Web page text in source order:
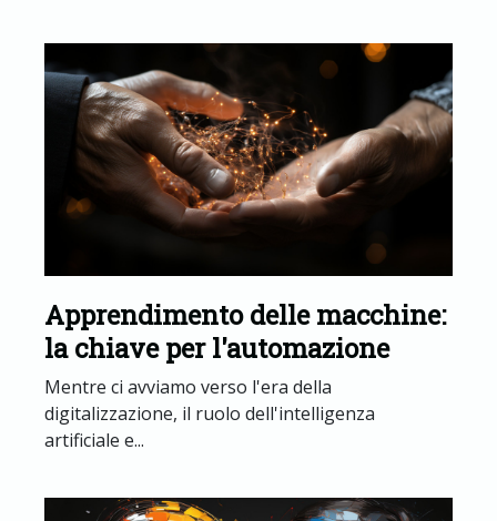
Apprendimento delle macchine:
la chiave per l'automazione
Mentre ci avviamo verso l'era della
digitalizzazione, il ruolo dell'intelligenza
artificiale e...